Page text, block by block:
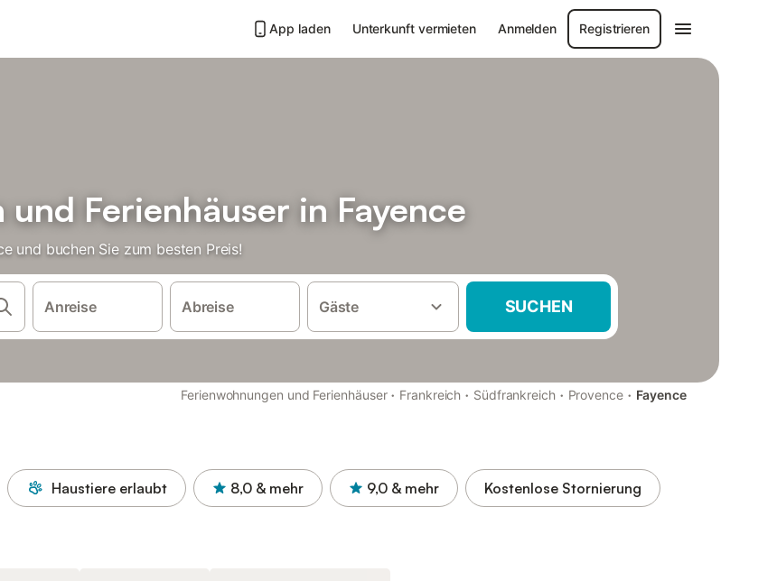
App laden Unterkunft vermieten Anmelden Registrieren
Ferienhäuser in Fayence
und buchen Sie zum besten Preis!
Anreise Abreise Gäste SUCHEN
Ferienwohnungen und Ferienhäuser · Frankreich · Südfrankreich · Provence · Fayence
Haustiere erlaubt 8,0 & mehr 9,0 & mehr Kostenlose Stornierung